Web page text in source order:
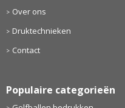
Over ons
Druktechnieken
Contact
Populaire categorieën